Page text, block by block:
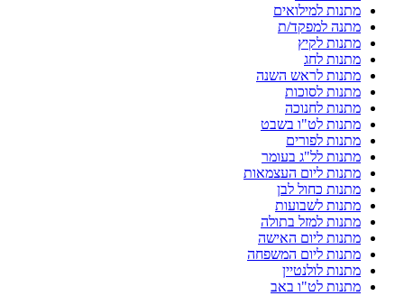
מתנות למילואים
מתנה למפקד/ת
מתנות לקיץ
מתנות לחג
מתנות לראש השנה
מתנות לסוכות
מתנות לחנוכה
מתנות לט"ו בשבט
מתנות לפורים
מתנות לל"ג בעומר
מתנות ליום העצמאות
מתנות כחול לבן
מתנות לשבועות
מתנות למזל בתולה
מתנות ליום האישה
מתנות ליום המשפחה
מתנות לולנטיין
מתנות לט"ו באב